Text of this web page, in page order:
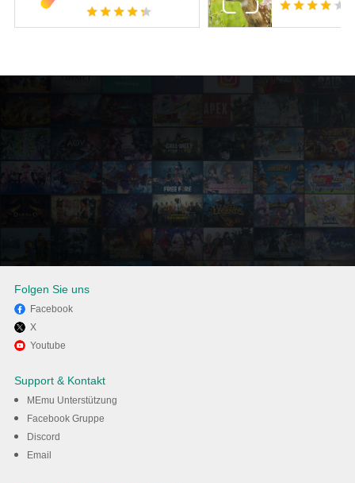
Verwenden Sie MEmu, um
Facebook Lite auf Ihrem PC zu
Folgen Sie uns
Facebook
X
Youtube
Support & Kontakt
MEmu Unterstützung
Facebook Gruppe
Discord
Email